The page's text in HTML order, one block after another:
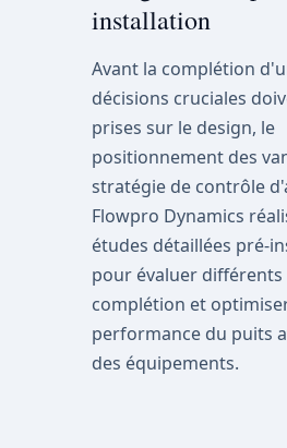
installation
Avant la complétion
décisions cruciales
prises sur le design, le
positionnement des
stratégie de contrôle
Flowpro Dynamics
études détaillées pré-
pour évaluer différents
complétion et
performance du puits
des équipements.